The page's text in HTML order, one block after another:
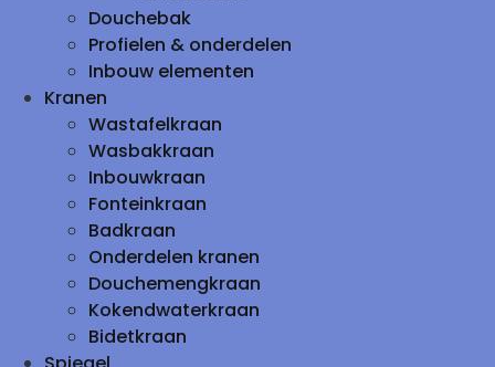
Douchebak
Profielen & onderdelen
Inbouw elementen
Kranen
Wastafelkraan
Wasbakkraan
Inbouwkraan
Fonteinkraan
Badkraan
Onderdelen kranen
Douchemengkraan
Kokendwaterkraan
Bidetkraan